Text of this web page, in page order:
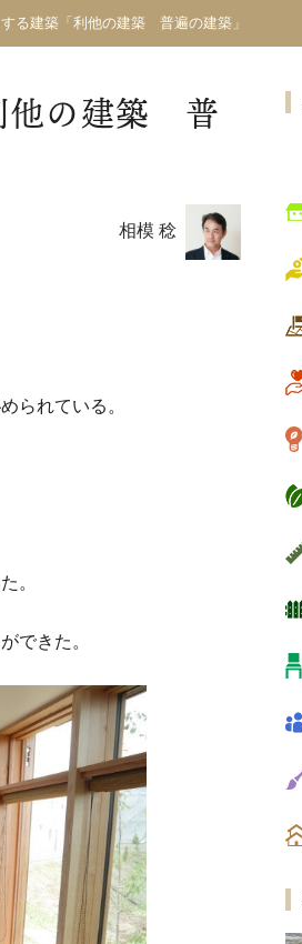
る建築「利他の建築 普遍の建築」
他の建築 普
相模 稔
られている。
。
できた。